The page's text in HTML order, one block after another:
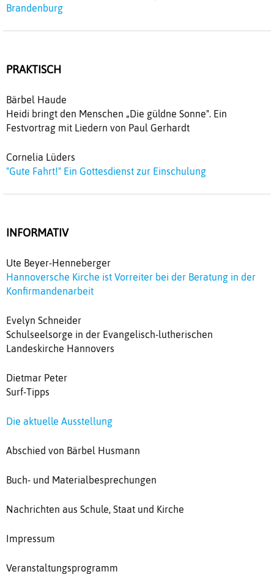
Brandenburg
PRAKTISCH
Bärbel Haude
Heidi bringt den Menschen „Die güldne Sonne". Ein
Festvortrag mit Liedern von Paul Gerhardt
Cornelia Lüders
"Gute Fahrt!" Ein Gottesdienst zur Einschulung
INFORMATIV
Ute Beyer-Henneberger
Hannoversche Kirche ist Vorreiter bei der Beratung in der
Konfirmandenarbeit
Evelyn Schneider
Schulseelsorge in der Evangelisch-lutherischen
Landeskirche Hannovers
Dietmar Peter
Surf-Tipps
Die aktuelle Ausstellung
Abschied von Bärbel Husmann
Buch- und Materialbesprechungen
Nachrichten aus Schule, Staat und Kirche
Impressum
Veranstaltungsprogramm